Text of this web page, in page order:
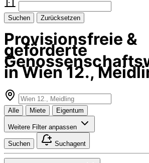
Suchen Zurücksetzen
Provisionsfreie &
geförderte
in Wien 12.,
Alle Miete Eigentum
Weitere Filter anpassen
Suchen Suchagent